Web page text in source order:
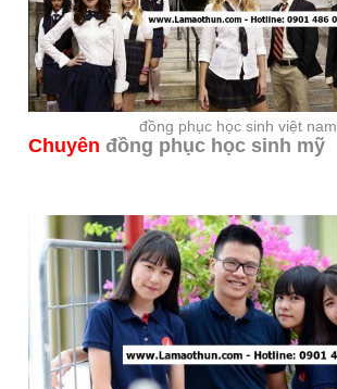
đồng phục học sinh việt nam
Chuyên đồng phục học sinh mỹ